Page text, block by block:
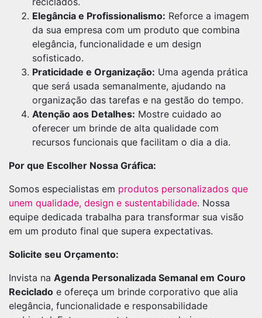
Elegância e Profissionalismo: Reforce a imagem
da sua empresa com um produto que combina
elegância, funcionalidade e um design
sofisticado.
Praticidade e Organização: Uma agenda prática
que será usada semanalmente, ajudando na
organização das tarefas e na gestão do tempo.
Atenção aos Detalhes: Mostre cuidado ao
oferecer um brinde de alta qualidade com
recursos funcionais que facilitam o dia a dia.
Por que Escolher Nossa Gráfica:
Somos especialistas em produtos personalizados que
unem qualidade, design e sustentabilidade. Nossa
equipe dedicada trabalha para transformar sua visão
em um produto final que supera expectativas.
Solicite seu Orçamento:
Invista na Agenda Personalizada Semanal em Couro
Reciclado e ofereça um brinde corporativo que alia
elegância, funcionalidade e responsabilidade